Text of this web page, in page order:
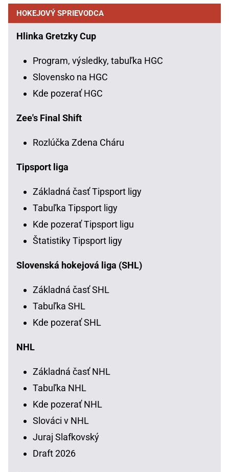
HOKEJOVÝ SPRIEVODCA
Hlinka Gretzky Cup
Program, výsledky, tabuľka HGC
Slovensko na HGC
Kde pozerať HGC
Zee's Final Shift
Rozlúčka Zdena Cháru
Tipsport liga
Základná časť Tipsport ligy
Tabuľka Tipsport ligy
Kde pozerať Tipsport ligu
Štatistiky Tipsport ligy
Slovenská hokejová liga (SHL)
Základná časť SHL
Tabuľka SHL
Kde pozerať SHL
NHL
Základná časť NHL
Tabuľka NHL
Kde pozerať NHL
Slováci v NHL
Juraj Slafkovský
Draft 2026